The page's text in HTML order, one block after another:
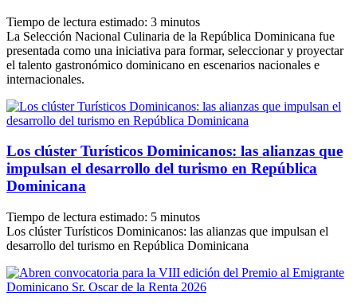
Tiempo de lectura estimado: 3 minutos
La Selección Nacional Culinaria de la República Dominicana fue
presentada como una iniciativa para formar, seleccionar y proyectar
el talento gastronómico dominicano en escenarios nacionales e
internacionales.
Los clúster Turísticos Dominicanos: las alianzas que
impulsan el desarrollo del turismo en República
Dominicana
Tiempo de lectura estimado: 5 minutos
Los clúster Turísticos Dominicanos: las alianzas que impulsan el
desarrollo del turismo en República Dominicana